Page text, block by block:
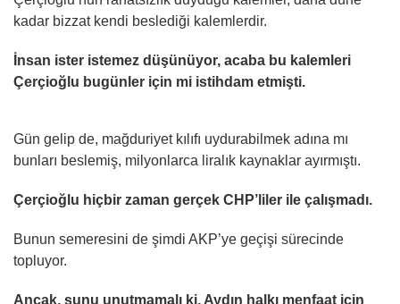
kadar bizzat kendi beslediği kalemlerdir.
İnsan ister istemez düşünüyor, acaba bu kalemleri
Çerçioğlu bugünler için mi istihdam etmişti.
Gün gelip de, mağduriyet kılıfı uydurabilmek adına mı
bunları beslemiş, milyonlarca liralık kaynaklar ayırmıştı.
Çerçioğlu hiçbir zaman gerçek CHP’liler ile çalışmadı.
Bunun semeresini de şimdi AKP’ye geçişi sürecinde
topluyor.
Ancak, şunu unutmamalı ki, Aydın halkı menfaat için